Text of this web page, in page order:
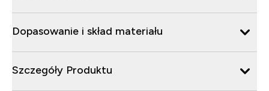
Dopasowanie i skład materiału
Szczegóły Produktu